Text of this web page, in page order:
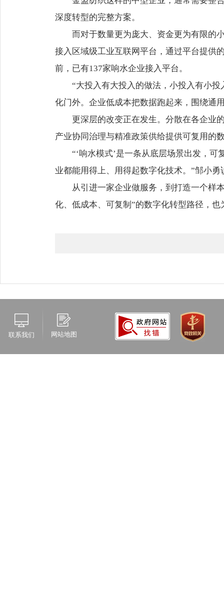
深度转型的完整方案。
而对于数量更为庞大、资金更为有限的
接入区域级工业互联网平台，通过平台提供
前，已有137家响水企业接入平台。
“大投入有大投入的做法，小投入有小
化门外。企业低成本把数据跑起来，围绕通
更深层的改变正在发生。分散在各企业
产业协同治理与精准政策供给提供可复用的
“‘响水模式’是一条从底层场景出发，
业都能用得上、用得起数字化技术。”邹小勇
从引进一家企业做服务，到打造一个样
化、低成本、可复制”的数字化转型路径，
联系我们 网站地图